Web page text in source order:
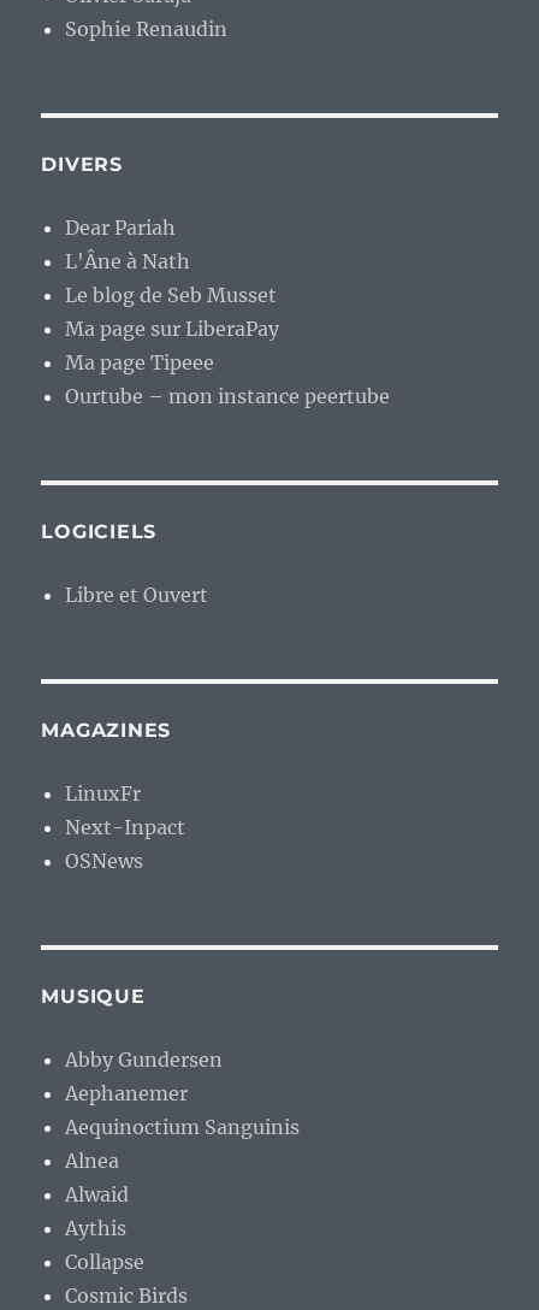
Sophie Renaudin
DIVERS
Dear Pariah
L'Âne à Nath
Le blog de Seb Musset
Ma page sur LiberaPay
Ma page Tipeee
Ourtube – mon instance peertube
LOGICIELS
Libre et Ouvert
MAGAZINES
LinuxFr
Next-Inpact
OSNews
MUSIQUE
Abby Gundersen
Aephanemer
Aequinoctium Sanguinis
Alnea
Alwaid
Aythis
Collapse
Cosmic Birds